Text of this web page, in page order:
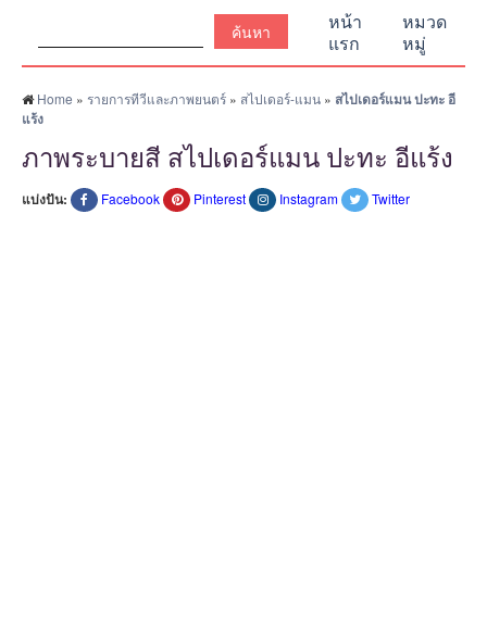
หน้า
แรก
หมวด
หมู่
Home » รายการทีวีและภาพยนตร์ » สไปเดอร์-แมน » สไปเดอร์แมน ปะทะ อี
แร้ง
ภาพระบายสี สไปเดอร์แมน ปะทะ อีแร้ง
แบ่งปัน: Facebook Pinterest Instagram Twitter